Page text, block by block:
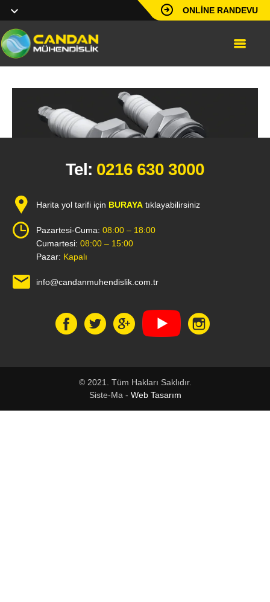
ONLINE RANDEVU
Tel: 0216 630 3000
Harita yol tarifi için BURAYA tıklayabilirsiniz
Pazartesi-Cuma: 08:00 – 18:00
Cumartesi: 08:00 – 15:00
Pazar: Kapalı
info@candanmuhendislik.com.tr
© 2021. Tüm Hakları Saklıdır.
Siste-Ma - Web Tasarım